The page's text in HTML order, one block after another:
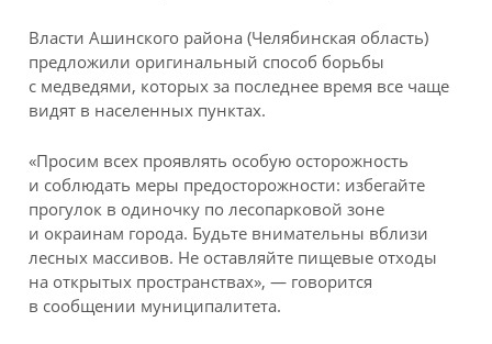
Власти Ашинского района (Челябинская область)
предложили оригинальный способ борьбы
с медведями, которых за последнее время все чаще
видят в населенных пунктах.
«Просим всех проявлять особую осторожность
и соблюдать меры предосторожности: избегайте
прогулок в одиночку по лесопарковой зоне
и окраинам города. Будьте внимательны вблизи
лесных массивов. Не оставляйте пищевые отходы
на открытых пространствах», — говорится
в сообщении муниципалитета.